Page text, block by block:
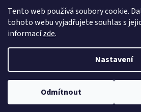
Tento web používá soubory cookie.
tohoto webu vyjadřujete souhlas s
informacízde.
Nastavení
Odmítnout
Vytvořil
Copyright 2026Průmyslové potřeby .